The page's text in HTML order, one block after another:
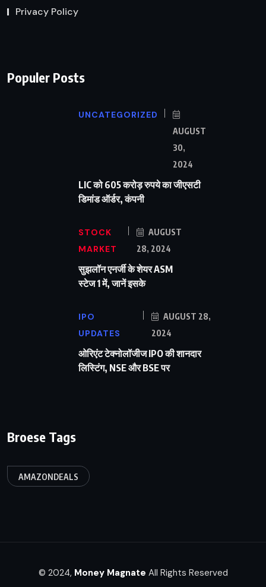
Privacy Policy
Populer Posts
UNCATEGORIZED
AUGUST
30,
2024
LIC को 605 करोड़ रुपये का जीएसटी
डिमांड ऑर्डर, कंपनी
STOCK
MARKET
AUGUST
28, 2024
सुझलॉन एनर्जी के शेयर ASM
स्टेज 1 में, जानें इसके
IPO
UPDATES
AUGUST 28,
2024
ओरिएंट टेक्नोलॉजीज IPO की शानदार
लिस्टिंग, NSE और BSE पर
Broese Tags
AMAZONDEALS
© 2024, Money Magnate All Rights Reserved